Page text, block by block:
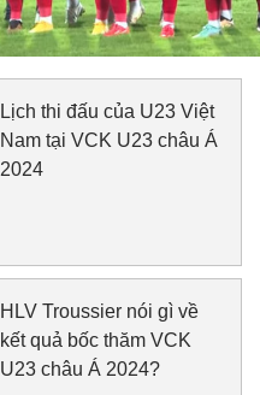
Lịch thi đấu của U23 Việt
Nam tại VCK U23 châu Á
2024
HLV Troussier nói gì về
kết quả bốc thăm VCK
U23 châu Á 2024?